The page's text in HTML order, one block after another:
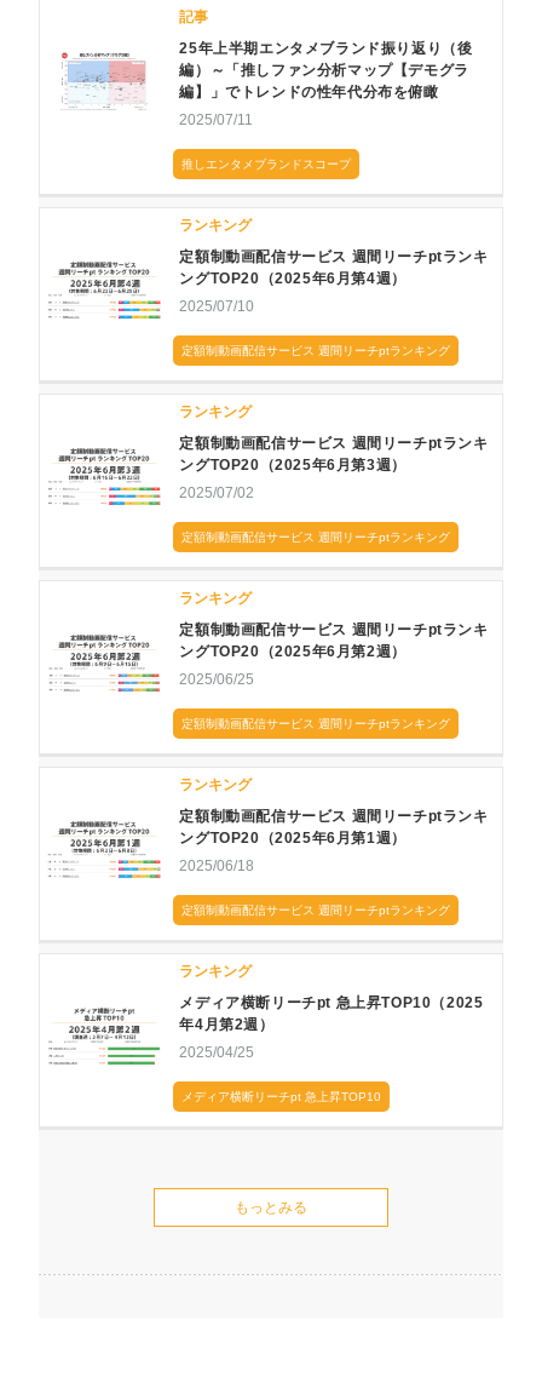
記事
25年上半期エンタメブランド振り返り（後
編）～「推しファン分析マップ【デモグラ
編】」でトレンドの性年代分布を俯瞰
2025/07/11
推しエンタメブランドスコープ
ランキング
定額制動画配信サービス 週間リーチptランキ
ングTOP20（2025年6月第4週）
2025/07/10
定額制動画配信サービス 週間リーチptランキング
ランキング
定額制動画配信サービス 週間リーチptランキ
ングTOP20（2025年6月第3週）
2025/07/02
定額制動画配信サービス 週間リーチptランキング
ランキング
定額制動画配信サービス 週間リーチptランキ
ングTOP20（2025年6月第2週）
2025/06/25
定額制動画配信サービス 週間リーチptランキング
ランキング
定額制動画配信サービス 週間リーチptランキ
ングTOP20（2025年6月第1週）
2025/06/18
定額制動画配信サービス 週間リーチptランキング
ランキング
メディア横断リーチpt 急上昇TOP10（2025
年4月第2週）
2025/04/25
メディア横断リーチpt 急上昇TOP10
もっとみる